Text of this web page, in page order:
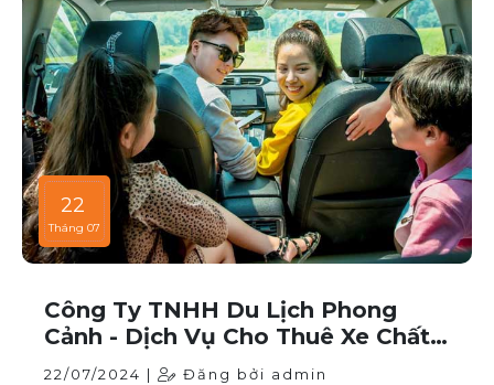
22
Tháng 07
Công Ty TNHH Du Lịch Phong
Cảnh - Dịch Vụ Cho Thuê Xe Chất
Lượng Cao Tại TP HCM
22/07/2024 | Đăng bởi admin